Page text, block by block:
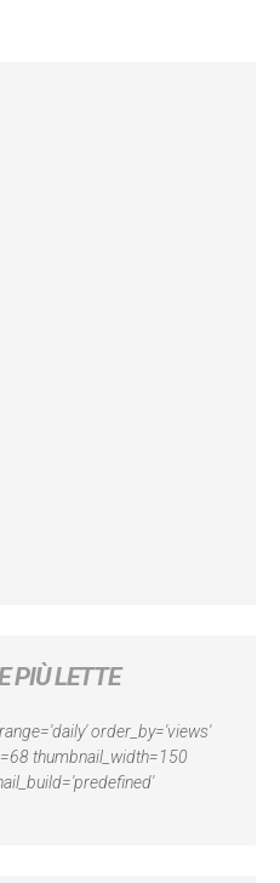
PIÙ LETTE
order_by='views'
thumbnail_width=150